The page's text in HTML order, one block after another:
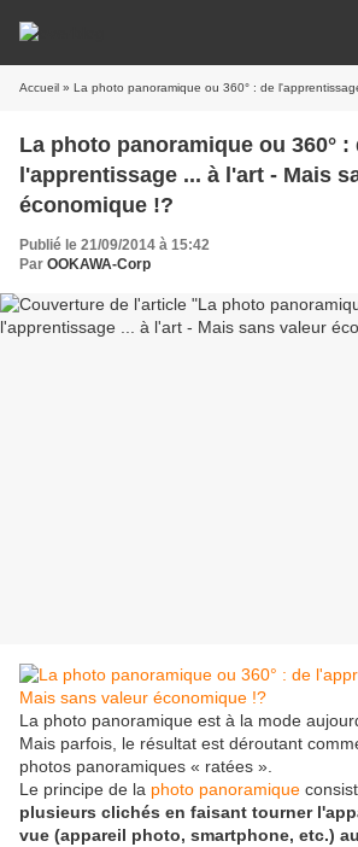
Accueil » La photo panoramique ou 360° : de l'apprentissage ... à l'art -
La photo panoramique ou 360° :
l'apprentissage ... à l'art - Mais
économique !?
Publié le 21/09/2014 à 15:42
Par OOKAWA-Corp
La photo panoramique est à la mode
Mais parfois, le résultat est déroutant
photos panoramiques « ratées ».
Le principe de la photo panoramique
plusieurs clichés en faisant tourner
vue (appareil photo, smartphone, etc.)